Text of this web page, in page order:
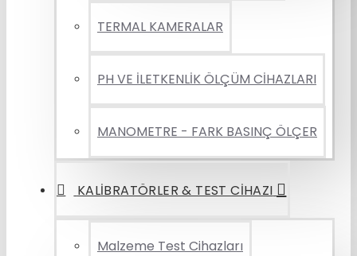
TERMAL KAMERALAR
PH VE İLETKENLİK ÖLÇÜM CİHAZLARI
MANOMETRE - FARK BASINÇ ÖLÇER
KALIBRATÖRLER & TEST CIHAZI
Malzeme Test Cihazları